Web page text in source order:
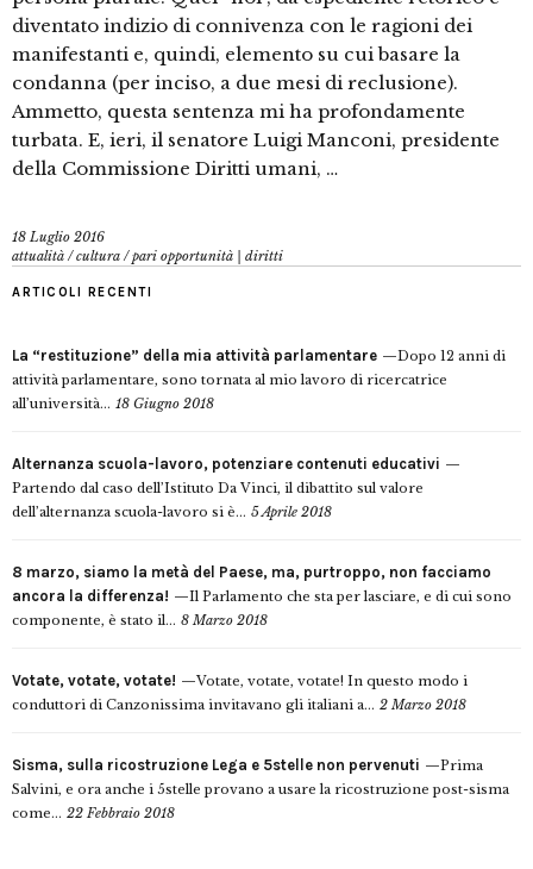
diventato indizio di connivenza con le ragioni dei
manifestanti e, quindi, elemento su cui basare la
condanna (per inciso, a due mesi di reclusione).
Ammetto, questa sentenza mi ha profondamente
turbata. E, ieri, il senatore Luigi Manconi, presidente
della Commissione Diritti umani, …
18 Luglio 2016
attualità /cultura /pari opportunità | diritti
ARTICOLI RECENTI
La “restituzione” della mia attività parlamentare
Dopo 12 anni di
attività parlamentare, sono tornata al mio lavoro di ricercatrice
all’università... 18 Giugno 2018
Alternanza scuola-lavoro, potenziare contenuti educativi
Partendo dal caso dell’Istituto Da Vinci, il dibattito sul valore
dell’alternanza scuola-lavoro si è... 5 Aprile 2018
8 marzo, siamo la metà del Paese, ma, purtroppo, non facciamo
ancora la differenza!
Il Parlamento che sta per lasciare, e di cui sono
componente, è stato il... 8 Marzo 2018
Votate, votate, votate!
Votate, votate, votate! In questo modo i
conduttori di Canzonissima invitavano gli italiani a... 2 Marzo 2018
Sisma, sulla ricostruzione Lega e 5stelle non pervenuti
Prima
Salvini, e ora anche i 5stelle provano a usare la ricostruzione post-sisma
come... 22 Febbraio 2018